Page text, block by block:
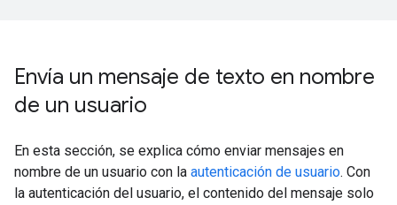
Envía un mensaje de texto en nombre
de un usuario
En esta sección, se explica cómo enviar mensajes en
nombre de un usuario con la autenticación de usuario. Con
la autenticación del usuario, el contenido del mensaje solo